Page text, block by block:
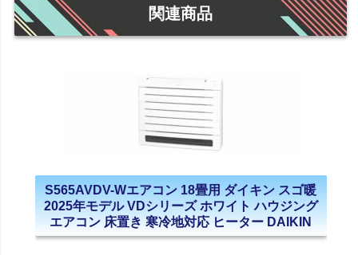
関連商品
S565AVDV-Wエアコン 18畳用 ダイキン スゴ暖
2025年モデル VDシリーズ ホワイト ハウジング
エアコン 床置き 寒冷地対応 ヒーター DAIKIN